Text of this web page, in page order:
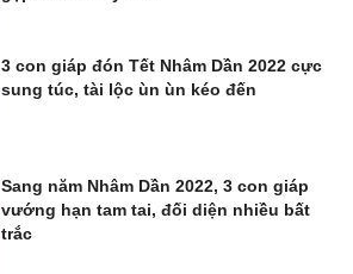
3 con giáp đón Tết Nhâm Dần 2022 cực
sung túc, tài lộc ùn ùn kéo đến
Sang năm Nhâm Dần 2022, 3 con giáp
vướng hạn tam tai, đối diện nhiều bất
trắc